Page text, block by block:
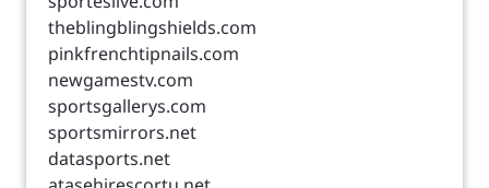
theblingblingshields.com
pinkfrenchtipnails.com
newgamestv.com
sportsgallerys.com
sportsmirrors.net
datasports.net